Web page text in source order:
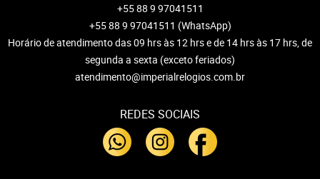
+55 88 9 97041511
+55 88 9 97041511 (WhatsApp)
Horário de atendimento das 09 hrs às 12 hrs e de 14 hrs às 17 hrs, de
segunda a sexta (exceto feriados)
atendimento@imperialrelogios.com.br
REDES SOCIAIS